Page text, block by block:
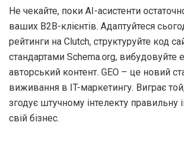
Не чекайте, поки AI-асистенти
ваших B2B-клієнтів. Адаптуйтеся
рейтинги на Clutch, структуруйте код
стандартами Schema.org, вибудовуйте
авторський контент. GEO – це новий
виживання в IT-маркетингу. Виграє
згодує штучному інтелекту правильну
свій бізнес.